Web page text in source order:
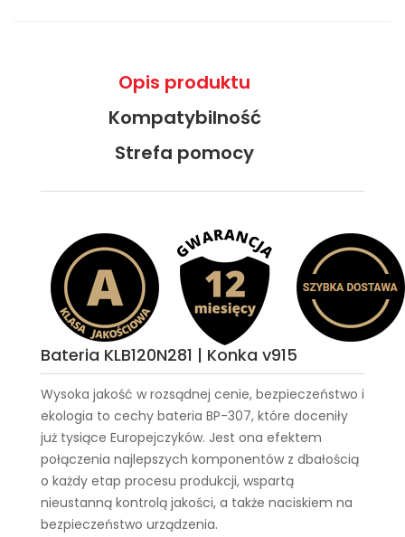
Opis produktu
Kompatybilność
Strefa pomocy
Bateria KLB120N281 | Konka v915
Wysoka jakość w rozsądnej cenie, bezpieczeństwo i
ekologia to cechy bateria BP-307, które doceniły
już tysiące Europejczyków. Jest ona efektem
połączenia najlepszych komponentów z dbałością
o każdy etap procesu produkcji, wspartą
nieustanną kontrolą jakości, a także naciskiem na
bezpieczeństwo urządzenia.